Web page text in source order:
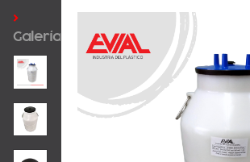
>
Galería